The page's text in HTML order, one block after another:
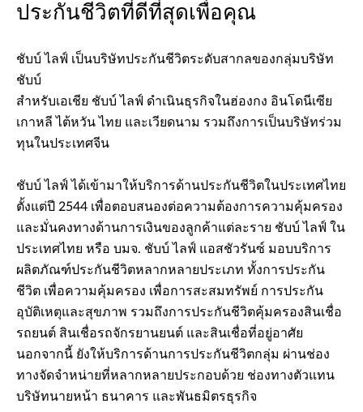
ประกันชีวิตที่ดีที่สุดเพื่อคุณ
ชับบ์ ไลฟ์ เป็นบริษัทประกันชีวิตระดับสากลของกลุ่มบริษัท
ชับบ์
สำหรับเอเชีย ชับบ์ ไลฟ์ ดำเนินธุรกิจในฮ่องกง อินโดนีเซีย
เกาหลี ไต้หวัน ไทย และเวียดนาม รวมถึงการเป็นบริษัทร่วม
ทุนในประเทศจีน
ชับบ์ ไลฟ์ ได้เข้ามาให้บริการด้านประกันชีวิตในประเทศไทย
ตั้งแต่ปี 2544 เพื่อตอบสนองต่อความต้องการความคุ้มครอง
และมั่นคงทางด้านการเงินของลูกค้าแต่ละราย ชับบ์ ไลฟ์ ใน
ประเทศไทย หรือ บมจ. ชับบ์ ไลฟ์ แอสชัวรันซ์ มอบบริการ
ผลิตภัณฑ์ประกันชีวิตหลากหลายประเภท ทั้งการประกัน
ชีวิต เพื่อความคุ้มครอง เพื่อการสะสมทรัพย์ การประกัน
อุบัติเหตุและสุขภาพ รวมถึงการประกันชีวิตคุ้มครองสินเชื่อ
รถยนต์ สินเชื่อรถจักรยานยนต์ และสินเชื่อที่อยู่อาศัย
นอกจากนี้ ยังให้บริการด้านการประกันชีวิตกลุ่ม ผ่านช่อง
ทางจัดจำหน่ายที่หลากหลายประกอบด้วย ช่องทางตัวแทน
บริษัทนายหน้า ธนาคาร และพันธมิตรธุรกิจ